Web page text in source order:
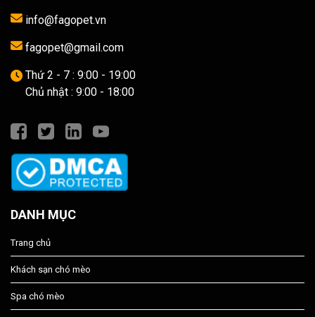
info@fagopet.vn
fagopet@gmail.com
Thứ 2 - 7 : 9:00 - 19:00
Chủ nhật : 9:00 - 18:00
DANH MỤC
Trang chủ
Khách sạn chó mèo
Spa chó mèo